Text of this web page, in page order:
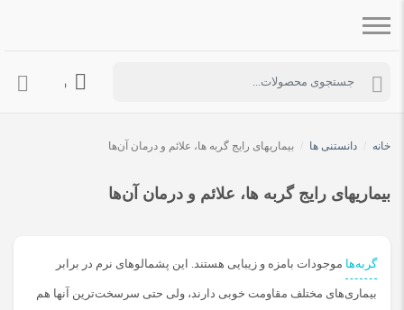
ورود به
خانه دانستنی ها بیماریهای رایج گربه ها، علائم و درمان آن‌ها
بیماریهای رایج گربه ها، علائم و درمان آن‌ها
گربه‌ها موجودات بامزه و زیبایی هستند. این پشمالوهای نرم در برابر
بیماری‌های مختلف مقاومت خوبی دارند، ولی حتی سرسخت‌ترین آنها هم